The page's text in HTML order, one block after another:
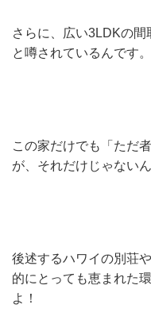
さらに、広い3LDKの
と噂されているんです。
この家だけでも「ただ
が、それだけじゃないん
後述するハワイの別荘
的にとっても恵まれた
よ！